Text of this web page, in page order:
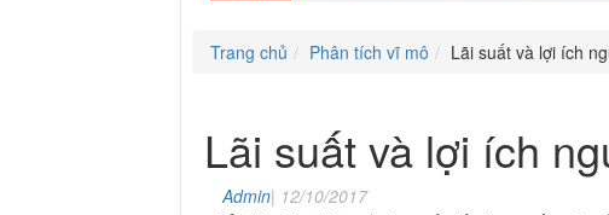
Trang chủ Phân tích vĩ mô Lãi suất và lợi ích
Lãi suất và lợi ích
Admin| 12/10/2017